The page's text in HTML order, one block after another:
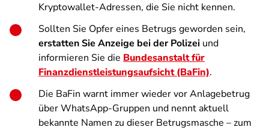
Kryptowallet-Adressen, die Sie nicht kennen.
Sollten Sie Opfer eines Betrugs geworden sein,
erstatten Sie Anzeige bei der Polizei und
informieren Sie die Bundesanstalt für
Finanzdienstleistungsaufsicht (BaFin).
Die BaFin warnt immer wieder vor Anlagebetrug
über WhatsApp-Gruppen und nennt aktuell
bekannte Namen zu dieser Betrugsmasche – zum